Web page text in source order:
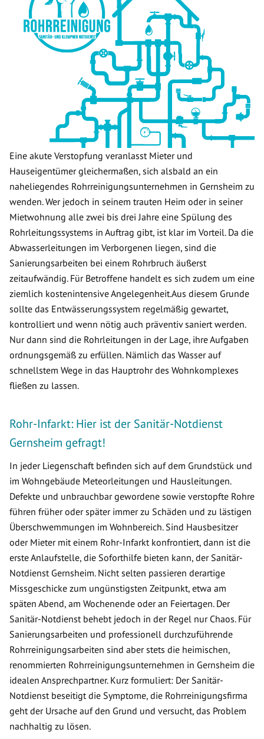
Eine akute Verstopfung veranlasst Mieter und
Hauseigentümer gleichermaßen, sich alsbald an ein
naheliegendes Rohrreinigungsunternehmen in Gernsheim zu
wenden. Wer jedoch in seinem trauten Heim oder in seiner
Mietwohnung alle zwei bis drei Jahre eine Spülung des
Rohrleitungssystems in Auftrag gibt, ist klar im Vorteil. Da die
Abwasserleitungen im Verborgenen liegen, sind die
Sanierungsarbeiten bei einem Rohrbruch äußerst
zeitaufwändig. Für Betroffene handelt es sich zudem um eine
ziemlich kostenintensive Angelegenheit.Aus diesem Grunde
sollte das Entwässerungssystem regelmäßig gewartet,
kontrolliert und wenn nötig auch präventiv saniert werden.
Nur dann sind die Rohrleitungen in der Lage, ihre Aufgaben
ordnungsgemäß zu erfüllen. Nämlich das Wasser auf
schnellstem Wege in das Hauptrohr des Wohnkomplexes
fließen zu lassen.
Rohr-Infarkt: Hier ist der Sanitär-Notdienst
Gernsheim gefragt!
In jeder Liegenschaft befinden sich auf dem Grundstück und
im Wohngebäude Meteorleitungen und Hausleitungen.
Defekte und unbrauchbar gewordene sowie verstopfte Rohre
führen früher oder später immer zu Schäden und zu lästigen
Überschwemmungen im Wohnbereich. Sind Hausbesitzer
oder Mieter mit einem Rohr-Infarkt konfrontiert, dann ist die
erste Anlaufstelle, die Soforthilfe bieten kann, der Sanitär-
Notdienst Gernsheim. Nicht selten passieren derartige
Missgeschicke zum ungünstigsten Zeitpunkt, etwa am
späten Abend, am Wochenende oder an Feiertagen. Der
Sanitär-Notdienst behebt jedoch in der Regel nur Chaos. Für
Sanierungsarbeiten und professionell durchzuführende
Rohrreinigungsarbeiten sind aber stets die heimischen,
renommierten Rohrreinigungsunternehmen in Gernsheim die
idealen Ansprechpartner. Kurz formuliert: Der Sanitär-
Notdienst beseitigt die Symptome, die Rohrreinigungsfirma
geht der Ursache auf den Grund und versucht, das Problem
nachhaltig zu lösen.